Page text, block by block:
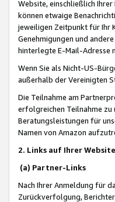
Website, einschließlich
können etwaige
jeweiligen Zeitpunkt für Ihr
Genehmigungen und
hinterlegte E-Mail-Adresse
Wenn Sie als Nicht-US-
außerhalb der Vereinigten
Die Teilnahme am
erfolgreichen Teilnahme
Beratungsleistungen für
Namen von Amazon
2. Links auf Ihrer Website
(a) Partner-Links
Nach Ihrer Anmeldung für
Zurückverfolgung,